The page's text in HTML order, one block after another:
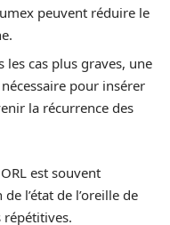
peuvent réduire le
les cas plus graves, une
pour insérer
la récurrence des
est souvent
l’état de l’oreille de
répétitives.